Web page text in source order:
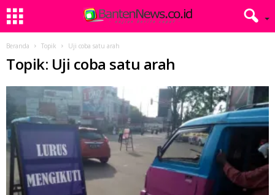
Beranda Topik Uji coba satu arah
Topik: Uji coba satu arah